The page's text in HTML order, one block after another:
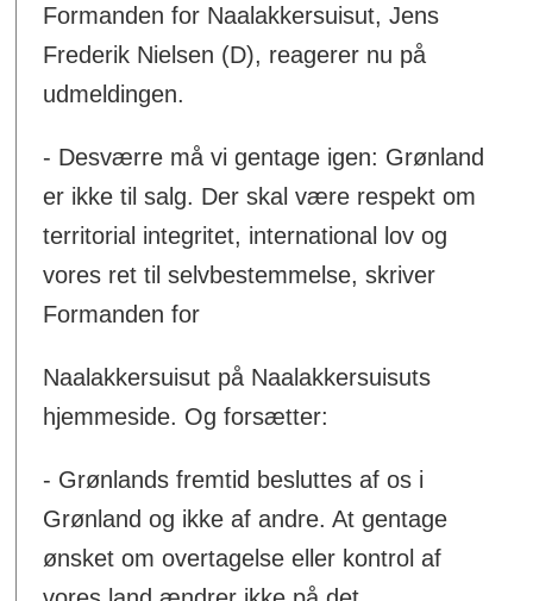
Formanden for Naalakkersuisut, Jens
Frederik Nielsen (D), reagerer nu på
udmeldingen.
- Desværre må vi gentage igen: Grønland
er ikke til salg. Der skal være respekt om
territorial integritet, international lov og
vores ret til selvbestemmelse, skriver
Formanden for
Naalakkersuisut på Naalakkersuisuts
hjemmeside. Og forsætter:
- Grønlands fremtid besluttes af os i
Grønland og ikke af andre. At gentage
ønsket om overtagelse eller kontrol af